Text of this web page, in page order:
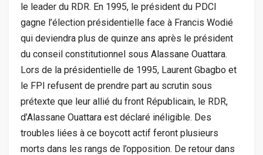
le leader du RDR. En 1995, le président du PDCI
gagne l’élection présidentielle face à Francis Wodié
qui deviendra plus de quinze ans après le président
du conseil constitutionnel sous Alassane Ouattara.
Lors de la présidentielle de 1995, Laurent Gbagbo et
le FPI refusent de prendre part au scrutin sous
prétexte que leur allié du front Républicain, le RDR,
d’Alassane Ouattara est déclaré inéligible. Des
troubles liées à ce boycott actif feront plusieurs
morts dans les rangs de l’opposition. De retour dans